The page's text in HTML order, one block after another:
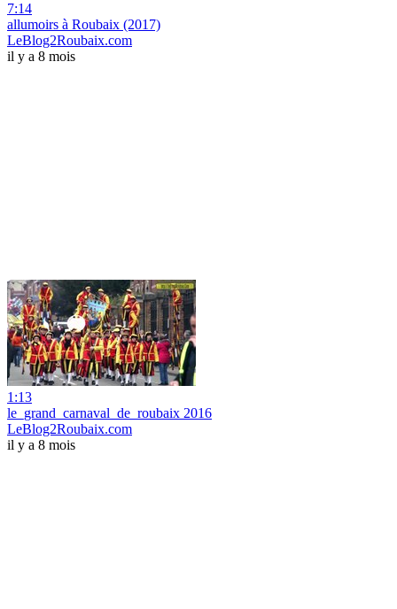
7:14
allumoirs à Roubaix (2017)
LeBlog2Roubaix.com
il y a 8 mois
1:13
le_grand_carnaval_de_roubaix 2016
LeBlog2Roubaix.com
il y a 8 mois